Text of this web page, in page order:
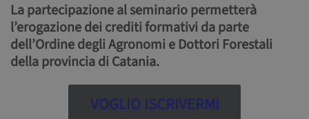
La partecipazione al seminario permetterà
l’erogazione dei crediti formativi da parte
dell’Ordine degli Agronomi e Dottori Forestali
della provincia di Catania.
VOGLIO ISCRIVERMI